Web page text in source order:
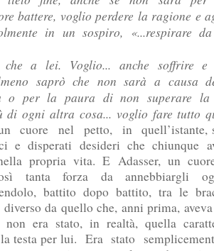
battere, voglio perdere la ragione e
in un sospiro, «...respirare
a lei. Voglio... anche soffrire e
saprò che non sarà a causa
o per la paura di non superare
di ogni altra cosa... voglio fare tutto
cuore nel petto, in quell’istante,
e disperati desideri che chiunque
propria vita. E Adasser, un
tanta forza da annebbiargli
battito dopo battito, tra le
da quello che, anni prima,
era stato, in realtà, quella
la testa per lui. Era stato